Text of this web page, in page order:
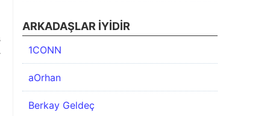
ARKADAŞLAR İYIDIR
1CONN
aOrhan
Berkay Geldeç